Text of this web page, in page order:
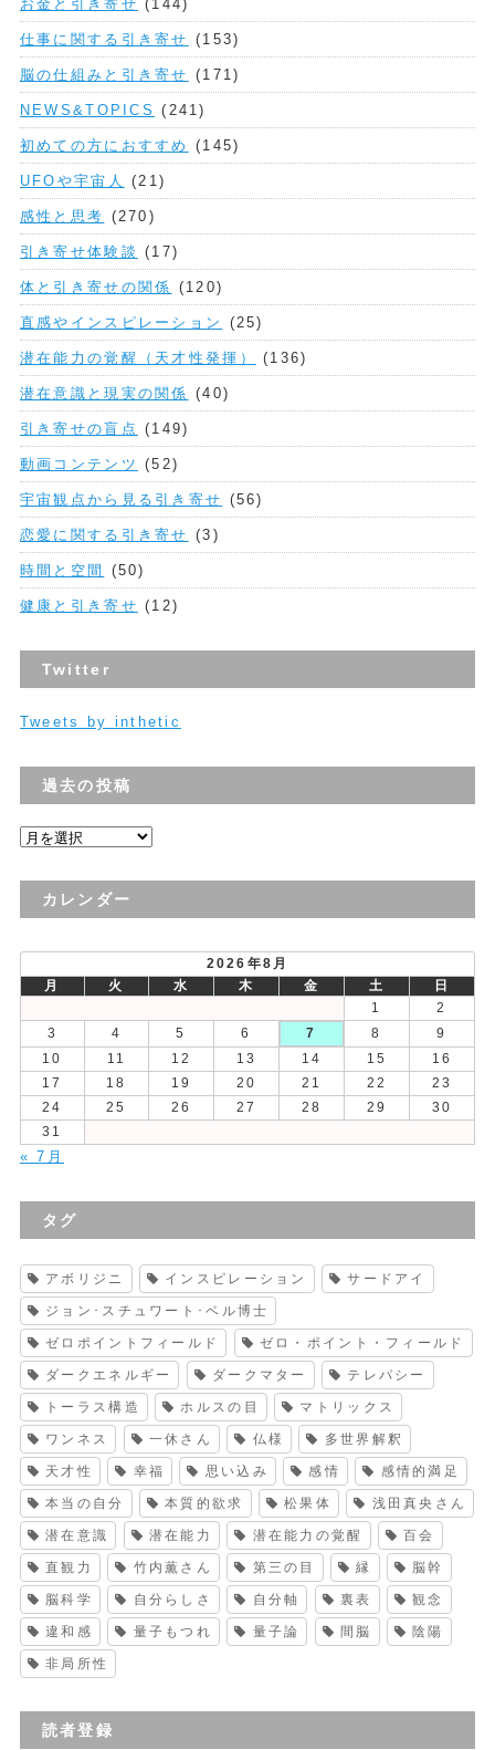
お金と引き寄せ (144)
仕事に関する引き寄せ (153)
脳の仕組みと引き寄せ (171)
NEWS&TOPICS (241)
初めての方におすすめ (145)
UFOや宇宙人 (21)
感性と思考 (270)
引き寄せ体験談 (17)
体と引き寄せの関係 (120)
直感やインスピレーション (25)
潜在能力の覚醒（天才性発揮） (136)
潜在意識と現実の関係 (40)
引き寄せの盲点 (149)
動画コンテンツ (52)
宇宙観点から見る引き寄せ (56)
恋愛に関する引き寄せ (3)
時間と空間 (50)
健康と引き寄せ (12)
Twitter
Tweets by inthetic
過去の投稿
過
の
カレンダー
2026年8月
月
火 水 木 金 土
日
1
2
3
4 5 6 7 8
9
10
11 12 13 14 15
16
17
18 19 20 21 22
23
24
25 26 27 28 29
30
31
« 7月
タグ
アボリジニ インスピレーション サードアイ
ジョン･スチュワート･ベル博士
ゼロポイントフィールド ゼロ・ポイント・フィールド
ダークエネルギー ダークマター テレパシー
トーラス構造 ホルスの目 マトリックス
ワンネス 一休さん 仏様 多世界解釈
天才性 幸福 思い込み 感情 感情的満足
本当の自分 本質的欲求 松果体 浅田真央さん
潜在意識 潜在能力 潜在能力の覚醒 百会
直観力 竹内薫さん 第三の目 縁 脳幹
脳科学 自分らしさ 自分軸 裏表 観念
違和感 量子もつれ 量子論 間脳 陰陽
非局所性
読者登録